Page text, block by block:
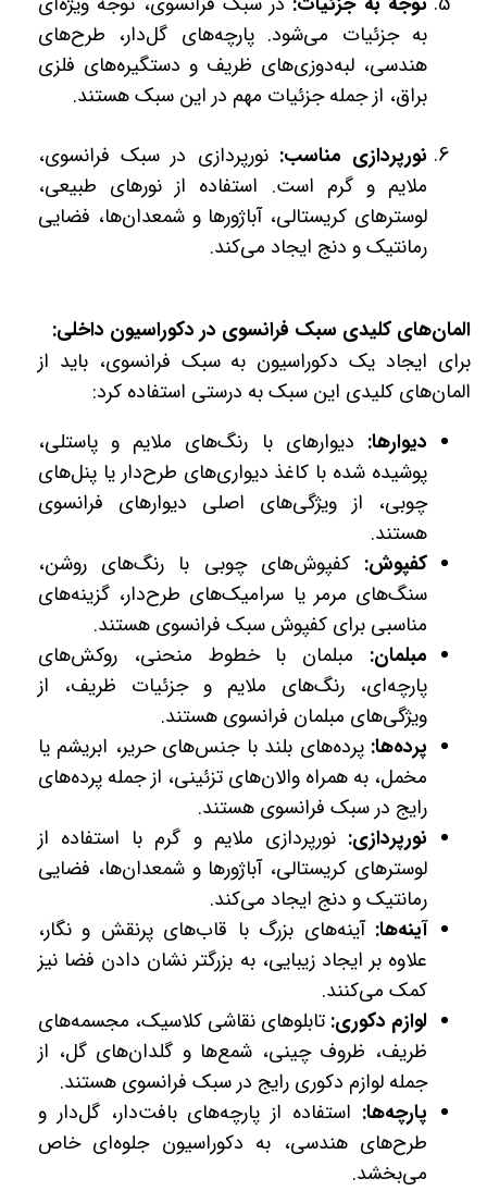
به جزئیات می‌شود. پارچه‌های گل‌دار، طرح‌های
هندسی، لبه‌دوزی‌های ظریف و دستگیره‌های فلزی
براق، از جمله جزئیات مهم در این سبک هستند.
نورپردازی مناسب: نورپردازی در سبک فرانسوی،
ملایم و گرم است. استفاده از نورهای طبیعی،
لوسترهای کریستالی، آباژورها و شمعدان‌ها، فضایی
رمانتیک و دنج ایجاد می‌کند.
المان‌های کلیدی سبک فرانسوی در دکوراسیون داخلی:
برای ایجاد یک دکوراسیون به سبک فرانسوی، باید از
المان‌های کلیدی این سبک به درستی استفاده کرد:
دیوارها: دیوارهای با رنگ‌های ملایم و پاستلی،
پوشیده شده با کاغذ دیواری‌های طرح‌دار یا پنل‌های
چوبی، از ویژگی‌های اصلی دیوارهای فرانسوی
هستند.
کفپوش: کفپوش‌های چوبی با رنگ‌های روشن،
سنگ‌های مرمر یا سرامیک‌های طرح‌دار، گزینه‌های
مناسبی برای کفپوش سبک فرانسوی هستند.
مبلمان: مبلمان با خطوط منحنی، روکش‌های
پارچه‌ای، رنگ‌های ملایم و جزئیات ظریف، از
ویژگی‌های مبلمان فرانسوی هستند.
پرده‌ها: پرده‌های بلند با جنس‌های حریر، ابریشم یا
مخمل، به همراه والان‌های تزئینی، از جمله پرده‌های
رایج در سبک فرانسوی هستند.
نورپردازی: نورپردازی ملایم و گرم با استفاده از
لوسترهای کریستالی، آباژورها و شمعدان‌ها، فضایی
رمانتیک و دنج ایجاد می‌کند.
آینه‌ها: آینه‌های بزرگ با قاب‌های پرنقش و نگار،
علاوه بر ایجاد زیبایی، به بزرگتر نشان دادن فضا نیز
کمک می‌کنند.
لوازم دکوری: تابلوهای نقاشی کلاسیک، مجسمه‌های
ظریف، ظروف چینی، شمع‌ها و گلدان‌های گل، از
جمله لوازم دکوری رایج در سبک فرانسوی هستند.
پارچه‌ها: استفاده از پارچه‌های بافت‌دار، گل‌دار و
طرح‌های هندسی، به دکوراسیون جلوه‌ای خاص
می‌بخشد.